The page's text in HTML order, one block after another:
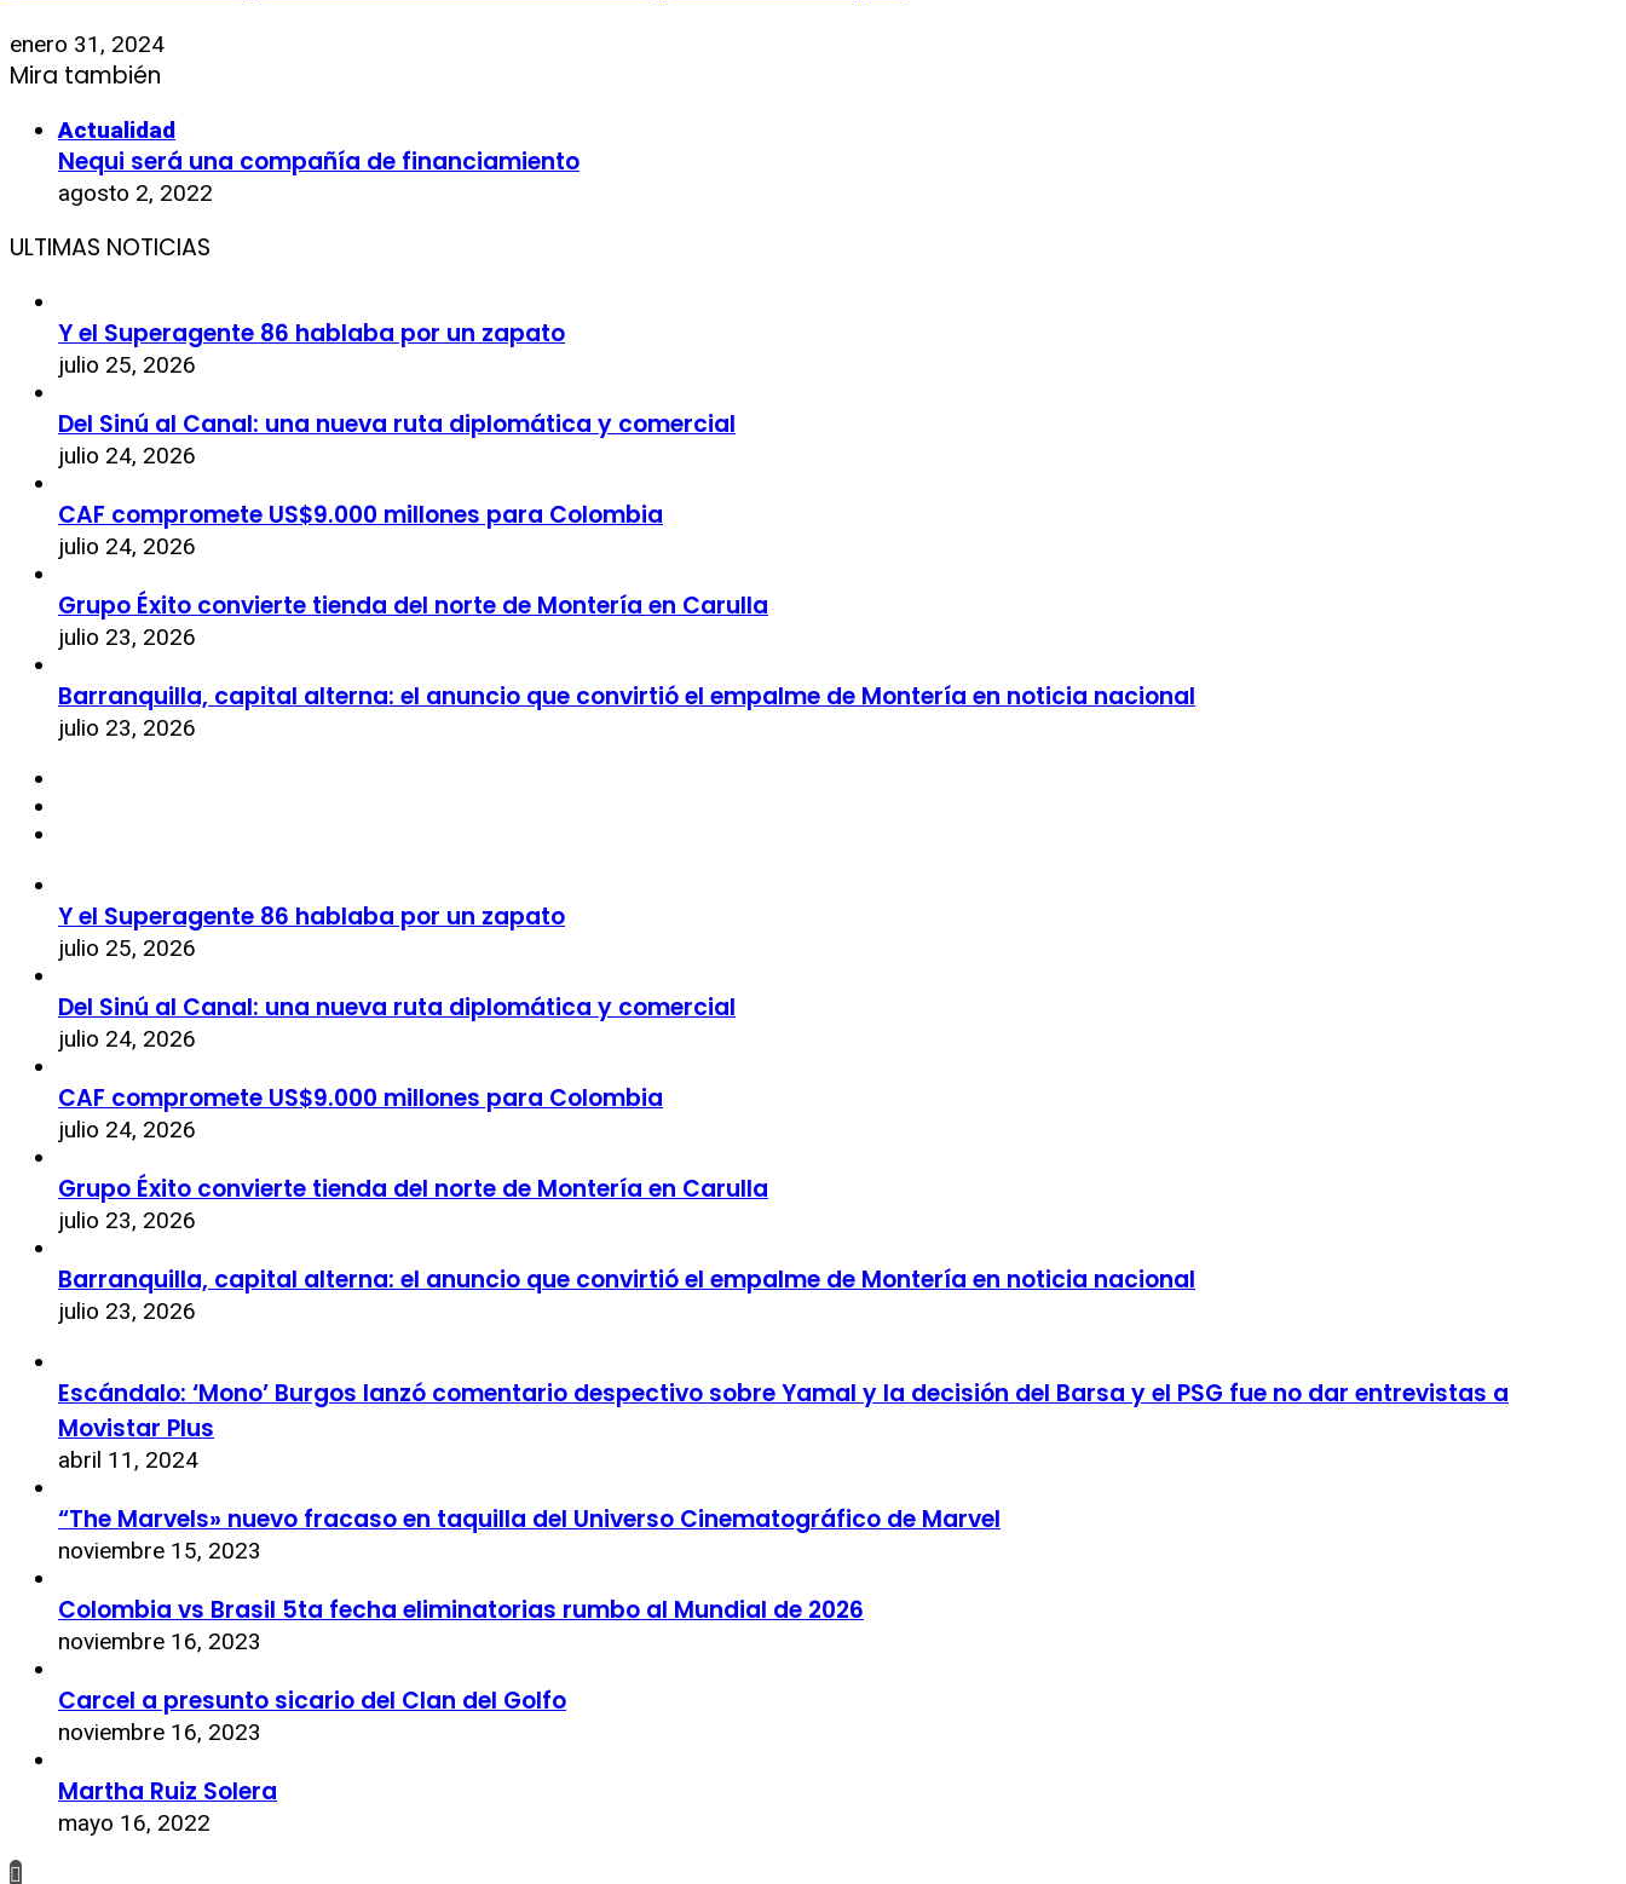
enero 31, 2024
Mira también
Actualidad
Nequi será una compañía de financiamiento
agosto 2, 2022
ULTIMAS NOTICIAS
Y el Superagente 86 hablaba por un zapato
julio 25, 2026
Del Sinú al Canal: una nueva ruta diplomática y comercial
julio 24, 2026
CAF compromete US$9.000 millones para Colombia
julio 24, 2026
Grupo Éxito convierte tienda del norte de Montería en Carulla
julio 23, 2026
Barranquilla, capital alterna: el anuncio que convirtió el empalme de Montería en noticia nacional
julio 23, 2026
Y el Superagente 86 hablaba por un zapato
julio 25, 2026
Del Sinú al Canal: una nueva ruta diplomática y comercial
julio 24, 2026
CAF compromete US$9.000 millones para Colombia
julio 24, 2026
Grupo Éxito convierte tienda del norte de Montería en Carulla
julio 23, 2026
Barranquilla, capital alterna: el anuncio que convirtió el empalme de Montería en noticia nacional
julio 23, 2026
Escándalo: ‘Mono’ Burgos lanzó comentario despectivo sobre Yamal y la decisión del Barsa y el PSG fue no dar entrevistas a
Movistar Plus
abril 11, 2024
“The Marvels» nuevo fracaso en taquilla del Universo Cinematográfico de Marvel
noviembre 15, 2023
Colombia vs Brasil 5ta fecha eliminatorias rumbo al Mundial de 2026
noviembre 16, 2023
Carcel a presunto sicario del Clan del Golfo
noviembre 16, 2023
Martha Ruiz Solera
mayo 16, 2022